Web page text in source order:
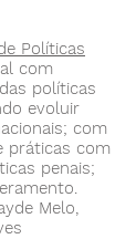
Políticas
com
políticas
evoluir
com
práticas com
penais;
Melo,